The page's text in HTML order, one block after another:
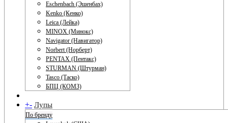
Eschenbach (Эшенбах)
Kenko (Кенко)
Leica (Лейка)
MINOX (Минокс)
Navigator (Навигатор)
Norbert (Норберт)
PENTAX (Пентакс)
STURMAN (Штурман)
Tasco (Таско)
БПЦ (КОМЗ)
+- Лупы
По бренду